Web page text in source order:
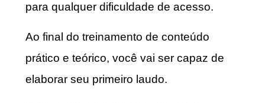
para qualquer dificuldade de acesso.
Ao final do treinamento de conteúdo
prático e teórico, você vai ser capaz de
elaborar seu primeiro laudo.